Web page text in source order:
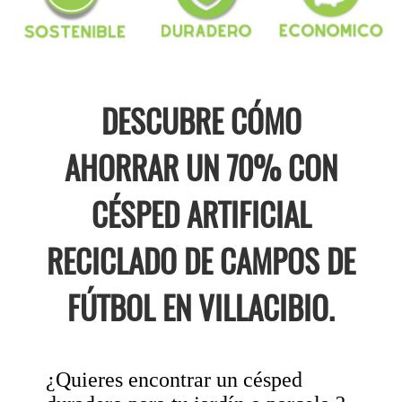
DESCUBRE CÓMO
AHORRAR UN 70% CON
CÉSPED ARTIFICIAL
RECICLADO DE CAMPOS DE
FÚTBOL EN VILLACIBIO.
¿Quieres encontrar un césped